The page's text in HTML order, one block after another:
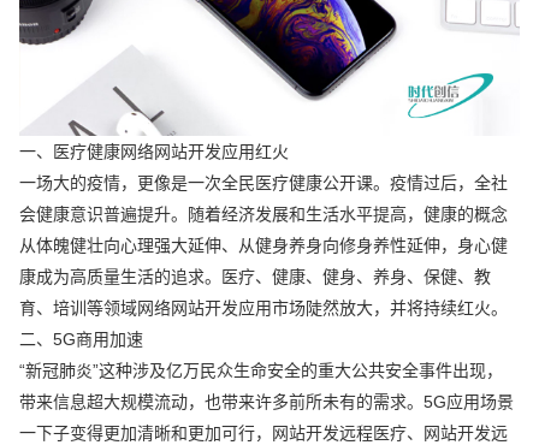
一、医疗健康网络网站开发应用红火
一场大的疫情，更像是一次全民医疗健康公开课。疫情过后，全社
会健康意识普遍提升。随着经济发展和生活水平提高，健康的概念
从体魄健壮向心理强大延伸、从健身养身向修身养性延伸，身心健
康成为高质量生活的追求。医疗、健康、健身、养身、保健、教
育、培训等领域网络网站开发应用市场陡然放大，并将持续红火。
二、5G商用加速
“新冠肺炎”这种涉及亿万民众生命安全的重大公共安全事件出现，
带来信息超大规模流动，也带来许多前所未有的需求。5G应用场景
一下子变得更加清晰和更加可行，网站开发远程医疗、网站开发远